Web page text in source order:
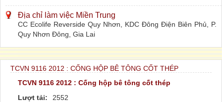
Địa chỉ làm việc Miền Trung
CC Ecolife Reverside Quy Nhơn, KDC Đông Điện Biên Phủ, P.
Quy Nhơn Đông, Gia Lai
TCVN 9116 2012 : CỐNG HỘP BÊ TÔNG CỐT THÉP
TCVN 9116 2012 : Cống hộp bê tông cốt thép
Lượt tải:
2552